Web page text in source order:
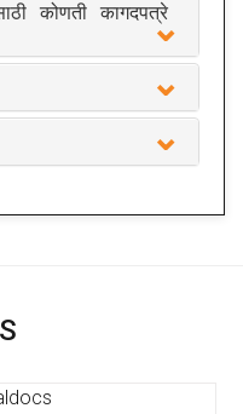
कोणती कागदपत्रे